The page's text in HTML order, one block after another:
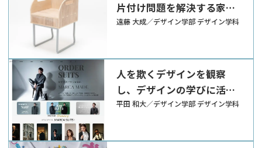
片付け問題を解決する家具
「ポジオ」
遠藤 大成／デザイン学部 デザイン学科
人を欺くデザインを観察
し、デザインの学びに活か
す研究 ─遊んで学ぶダー
平田 和大／デザイン学部 デザイン学科